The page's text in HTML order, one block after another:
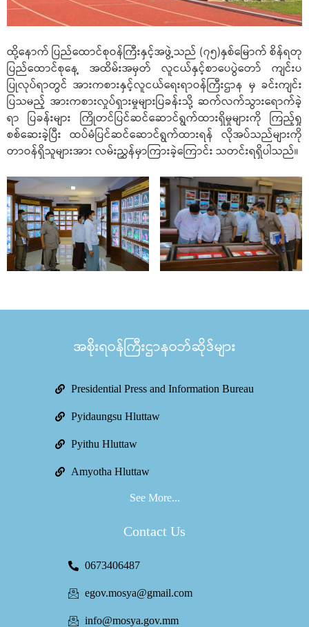
ထို့နောက် ပြည်ထောင်စုဝန်ကြီးနှင့်အဖွဲ့သည် (၇၅)နှစ်မြောက် စိန်ရတု
ပြည်ထောင်စုနေ့ အထိမ်းအမှတ် လူငယ်နှင့်စာပေပွဲတော် ကျင်းပ
ပြုလုပ်ရာတွင် အားကစားနှင့်လူငယ်ရေးရာဝန်ကြီးဌာန မှ ခင်းကျင်း
ပြသမည့် အားကစားလှုပ်ရှားမှုများပြခန်းသို့ ဆက်လက်သွားရောက်ခဲ့
ရာ ပြခန်းများ ကြိုတင်ပြင်ဆင်ဆောင်ရွက်ထားရှိမှုများကို ကြည့်ရှု
စစ်ဆေးခဲ့ပြီး ထပ်မံပြင်ဆင်ဆောင်ရွက်ထားရန် လိုအပ်သည်များကို
တာဝန်ရှိသူများအား လမ်းညွှန်မှာကြားခဲ့ကြောင်း သတင်းရရှိပါသည်။
အစိုးရဝန်ကြီးဌာနဝဘ်ဆိုဒ်များ
Presidential Press and Information Bureau
Pyidaungsu Hluttaw
Pyithu Hluttaw
Amyotha Hluttaw
See More...
Contact Us
0673406487
egov.mosya@gmail.com
info@mosya.gov.mm